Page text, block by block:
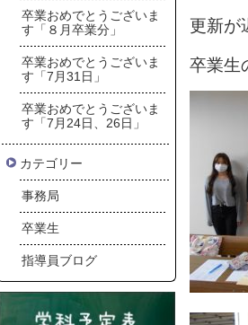
更新が
卒業生
卒業おめでとうございま
す「８月卒業分」
卒業おめでとうございま
す「7月31日」
卒業おめでとうございま
す「7月24日、26日」
カテゴリー
事務局
卒業生
指導員ブログ